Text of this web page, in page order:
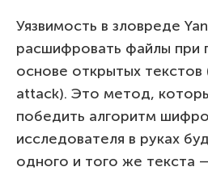
Уязвимость в зловреде
расшифровать файлы при
основе открытых
attack). Это метод,
победить алгоритм
исследователя в руках
одного и того же текста